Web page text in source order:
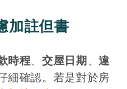
加註但書
時程、交屋日期 、違
細確認。若是對於房